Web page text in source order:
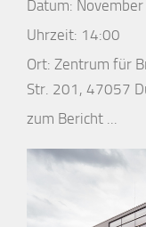
Datum:
Uhrzeit: 14:00
Ort: Zentrum für
Str. 201, 47057
zum Bericht ...